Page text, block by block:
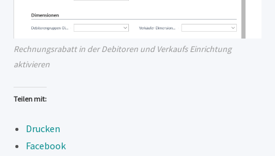
Rechnungsrabatt in der Debitoren und Verkaufs Einrichtung
aktivieren
Teilen mit:
Drucken
Facebook